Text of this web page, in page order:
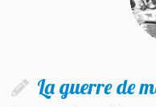
La guerre de